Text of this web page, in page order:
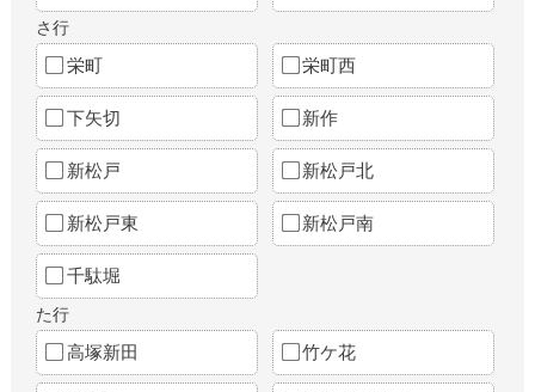
さ行
栄町 栄町西
下矢切 新作
新松戸 新松戸北
新松戸東 新松戸南
千駄堀
た行
高塚新田 竹ケ花